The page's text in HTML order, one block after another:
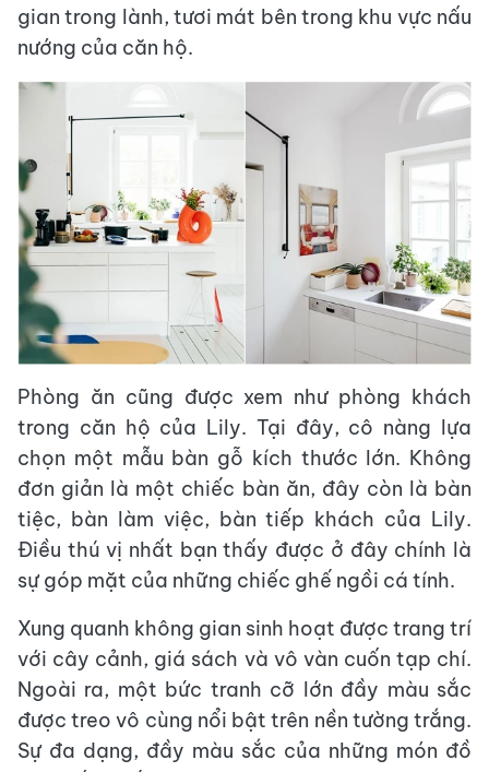
gian trong lành, tươi mát bên trong khu vực nấu
nướng của căn hộ.
Phòng ăn cũng được xem như phòng khách
trong căn hộ của Lily. Tại đây, cô nàng lựa
chọn một mẫu bàn gỗ kích thước lớn. Không
đơn giản là một chiếc bàn ăn, đây còn là bàn
tiệc, bàn làm việc, bàn tiếp khách của Lily.
Điều thú vị nhất bạn thấy được ở đây chính là
sự góp mặt của những chiếc ghế ngồi cá tính.
Xung quanh không gian sinh hoạt được trang trí
với cây cảnh, giá sách và vô vàn cuốn tạp chí.
Ngoài ra, một bức tranh cỡ lớn đầy màu sắc
được treo vô cùng nổi bật trên nền tường trắng.
Sự đa dạng, đầy màu sắc của những món đồ